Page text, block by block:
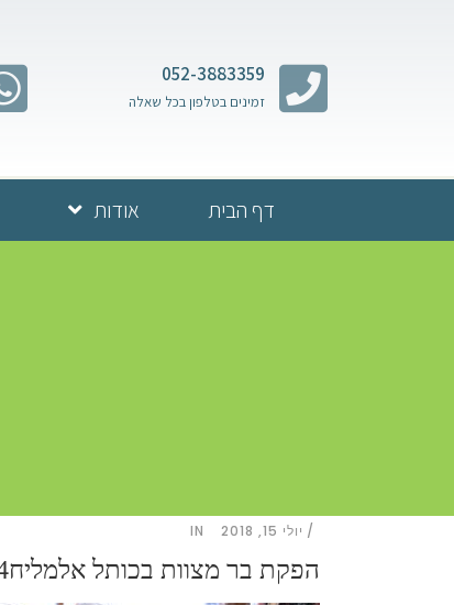
052-3883359
זמינים בטלפון בכל שאלה
דף הבית אודות
יולי 15, 2018 IN
הפקת בר מצוות בכותל אלמליח4